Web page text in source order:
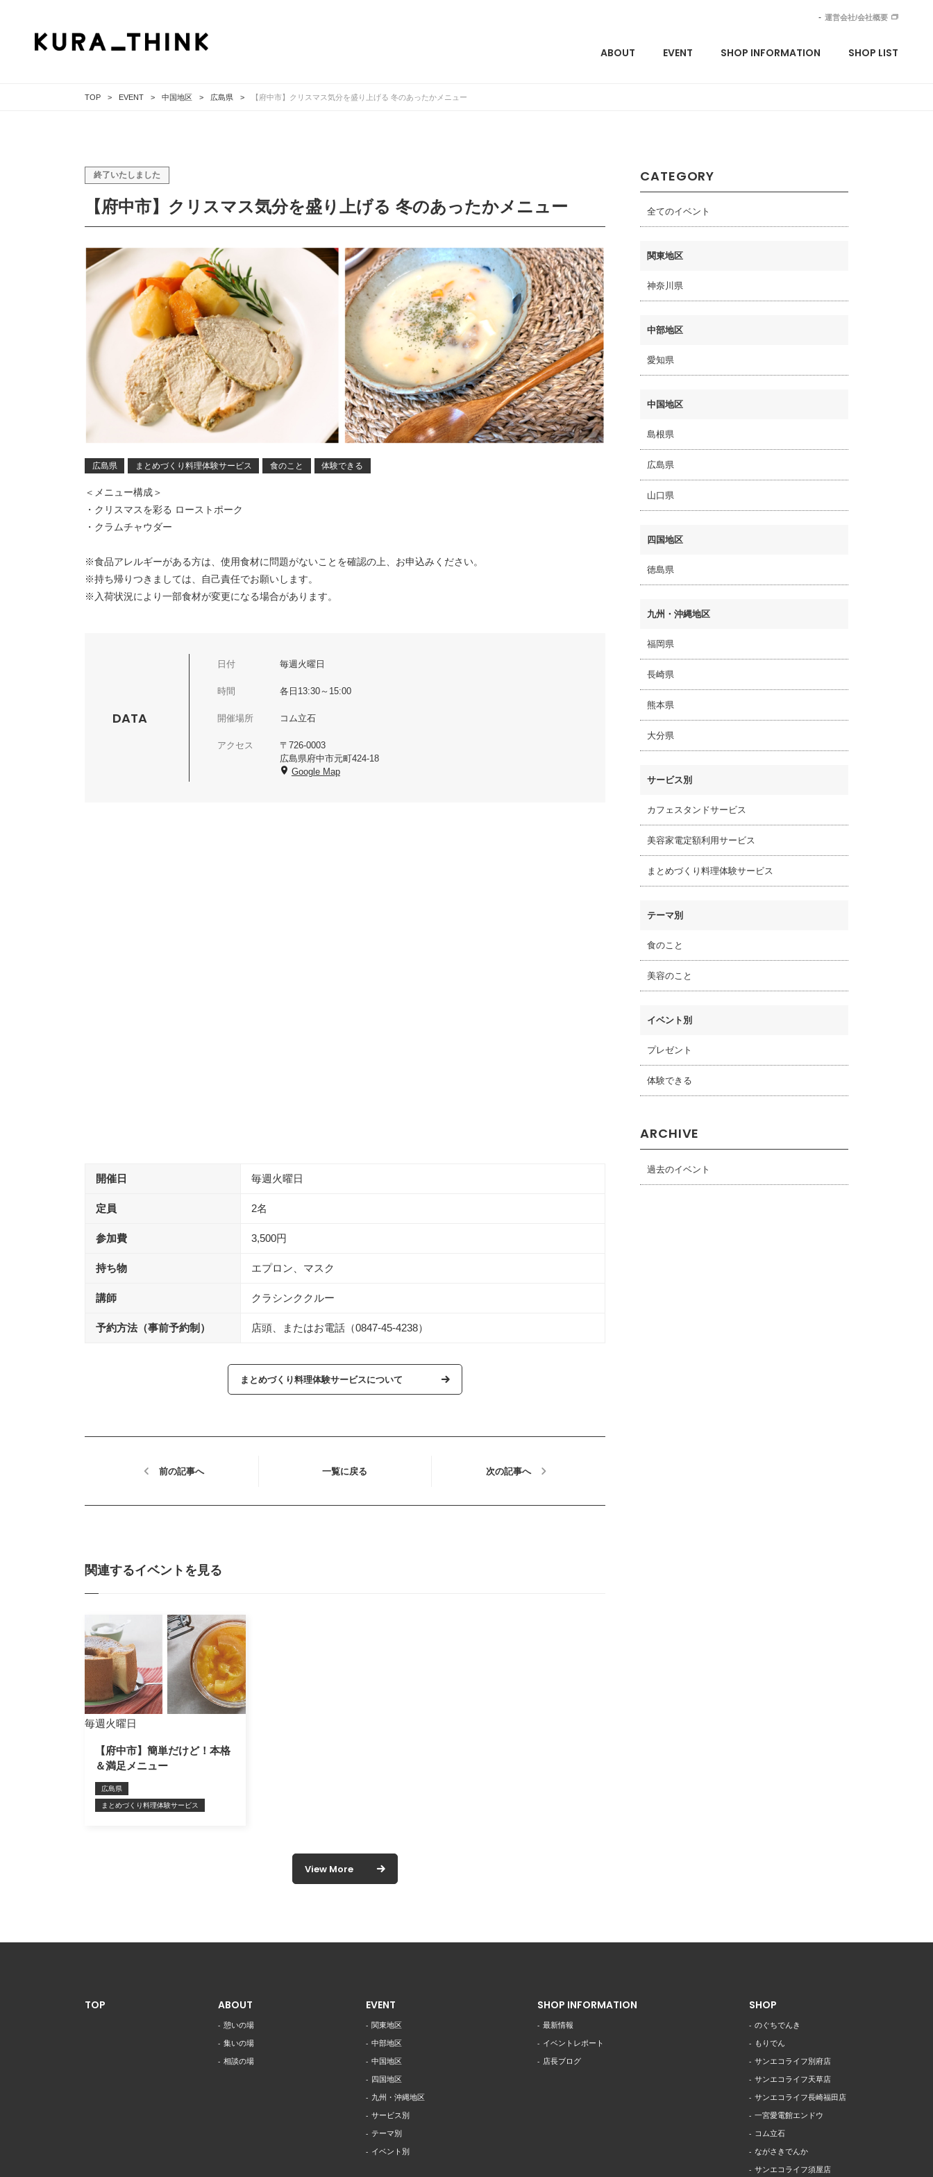
ABOUT EVENT SHOP INFORMATION SHOP LIST
運営会社/会社概要
TOP EVENT 中国地区 広島県 【府中市】クリスマス気分を盛り上げる 冬のあったかメニュー
終了いたしました
【府中市】クリスマス気分を盛り上げる 冬のあったかメニュー
広島県 まとめづくり料理体験サービス 食のこと 体験できる
＜メニュー構成＞
・クリスマスを彩る ローストポーク
・クラムチャウダー
※食品アレルギーがある方は、使用食材に問題がないことを確認の上、お申込みください。
※持ち帰りつきましては、自己責任でお願いします。
※入荷状況により一部食材が変更になる場合があります。
DATA
日付 毎週火曜日
時間 各日13:30～15:00
開催場所 コム立石
アクセス
〒726-0003
広島県府中市元町424-18
Google Map
開催日 毎週火曜日
定員 2名
参加費 3,500円
持ち物 エプロン、マスク
講師 クラシンククルー
予約方法（事前予約制） 店頭、またはお電話（0847-45-4238）
まとめづくり料理体験サービスについて
前の記事へ 一覧に戻る 次の記事へ
関連するイベントを見る
毎週火曜日
【府中市】簡単だけど！本格
＆満足メニュー
広島県
まとめづくり料理体験サービス
View More
CATEGORY
全てのイベント
関東地区
神奈川県
中部地区
愛知県
中国地区
島根県
広島県
山口県
四国地区
徳島県
九州・沖縄地区
福岡県
長崎県
熊本県
大分県
サービス別
カフェスタンドサービス
美容家電定額利用サービス
まとめづくり料理体験サービス
テーマ別
食のこと
美容のこと
イベント別
プレゼント
体験できる
ARCHIVE
過去のイベント
TOP ABOUT
憩いの場
集いの場
相談の場
EVENT
関東地区
中部地区
中国地区
四国地区
九州・沖縄地区
サービス別
テーマ別
イベント別
SHOP INFORMATION
最新情報
イベントレポート
店長ブログ
SHOP
のぐちでんき
もりでん
サンエコライフ別府店
サンエコライフ天草店
サンエコライフ長崎福田店
一宮愛電館エンドウ
コム立石
ながさきでんか
サンエコライフ須屋店